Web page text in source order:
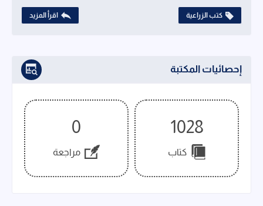
كتب الزراعية اقرأ المزيد
إحصائيات المكتبة
1028
كتاب
0
مراجعة